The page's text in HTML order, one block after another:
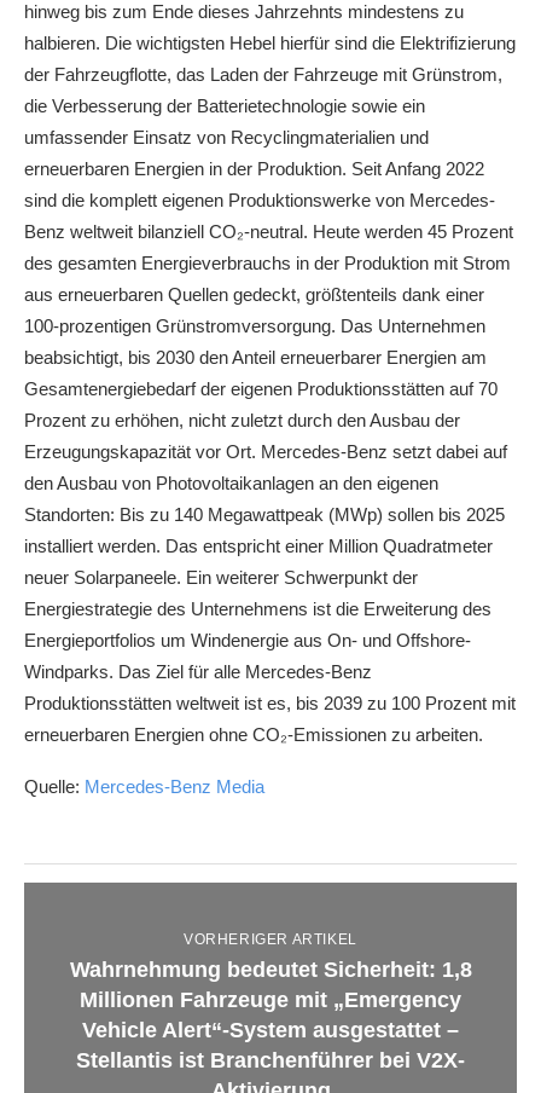
hinweg bis zum Ende dieses Jahrzehnts mindestens zu
halbieren. Die wichtigsten Hebel hierfür sind die Elektrifizierung
der Fahrzeugflotte, das Laden der Fahrzeuge mit Grünstrom,
die Verbesserung der Batterietechnologie sowie ein
umfassender Einsatz von Recyclingmaterialien und
erneuerbaren Energien in der Produktion. Seit Anfang 2022
sind die komplett eigenen Produktionswerke von Mercedes-
Benz weltweit bilanziell CO₂-neutral. Heute werden 45 Prozent
des gesamten Energieverbrauchs in der Produktion mit Strom
aus erneuerbaren Quellen gedeckt, größtenteils dank einer
100-prozentigen Grünstromversorgung. Das Unternehmen
beabsichtigt, bis 2030 den Anteil erneuerbarer Energien am
Gesamtenergiebedarf der eigenen Produktionsstätten auf 70
Prozent zu erhöhen, nicht zuletzt durch den Ausbau der
Erzeugungskapazität vor Ort. Mercedes-Benz setzt dabei auf
den Ausbau von Photovoltaikanlagen an den eigenen
Standorten: Bis zu 140 Megawattpeak (MWp) sollen bis 2025
installiert werden. Das entspricht einer Million Quadratmeter
neuer Solarpaneele. Ein weiterer Schwerpunkt der
Energiestrategie des Unternehmens ist die Erweiterung des
Energieportfolios um Windenergie aus On- und Offshore-
Windparks. Das Ziel für alle Mercedes-Benz
Produktionsstätten weltweit ist es, bis 2039 zu 100 Prozent mit
erneuerbaren Energien ohne CO₂-Emissionen zu arbeiten.
Quelle: Mercedes-Benz Media
VORHERIGER ARTIKEL
Wahrnehmung bedeutet Sicherheit: 1,8
Millionen Fahrzeuge mit „Emergency
Vehicle Alert“-System ausgestattet –
Stellantis ist Branchenführer bei V2X-